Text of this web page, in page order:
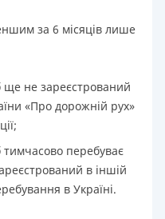
за 6 місяців лише
ще не зареєстрований
«Про дорожній рух»
перебуває
в іншій
в Україні.